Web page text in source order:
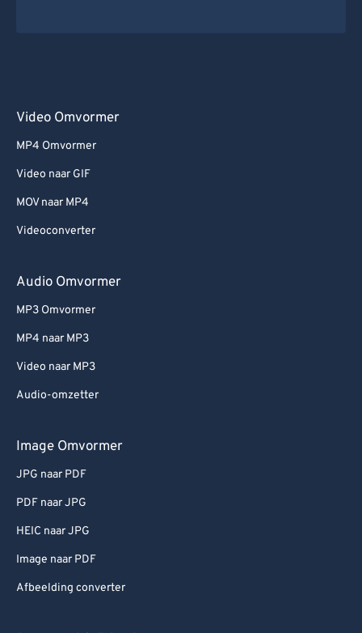
Video Omvormer
MP4 Omvormer
Video naar GIF
MOV naar MP4
Videoconverter
Audio Omvormer
MP3 Omvormer
MP4 naar MP3
Video naar MP3
Audio-omzetter
Image Omvormer
JPG naar PDF
PDF naar JPG
HEIC naar JPG
Image naar PDF
Afbeelding converter